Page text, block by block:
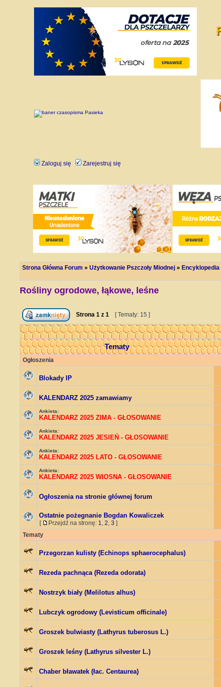
Zaloguj się Zarejestruj się
Strona Główna Forum » Użytkowanie Pszczoły Miodnej »
Rośliny ogrodowe, łąkowe, leśne
Strona 1 z 1 [ Tematy: 15 ]
Tematy
Ogłoszenia
Blokady IP
KALENDARZ 2025 zamawiamy
Ankieta:
KALENDARZ 2025 ZIMA - GŁOSOWANIE
Ankieta:
KALENDARZ 2025 JESIEŃ - GŁOSOWANIE
Ankieta:
KALENDARZ 2025 LATO - GŁOSOWANIE
Ankieta:
KALENDARZ 2025 WIOSNA - GŁOSOWANIE
Ogłoszenia na stronie głównej forum
Ostatnie pożegnanie Bogdan Kowaliczek
[ Przejdź na stronę: 1, 2, 3 ]
Tematy
Przegorzan kulisty (Echinops sphaerocephalus)
Rezeda pachnąca (Rezeda odorata)
Nostrzyk biały (Melilotus alhus)
Lubczyk ogrodowy (Levisticum officinale)
Groszek bulwiasty (Lathyrus tuberosus L.)
Groszek leśny (Lathyrus silvester L.)
Chaber bławatek (łac. Centaurea)